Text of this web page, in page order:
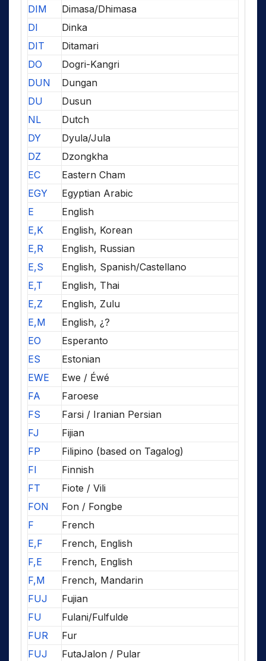
DIM
Dimasa/Dhimasa
DI
Dinka
DIT
Ditamari
DO
Dogri-Kangri
DUN
Dungan
DU
Dusun
NL
Dutch
DY
Dyula/Jula
DZ
Dzongkha
EC
Eastern Cham
EGY
Egyptian Arabic
E
English
E,K
English, Korean
E,R
English, Russian
E,S
English, Spanish/Castellano
E,T
English, Thai
E,Z
English, Zulu
E,M
English, ¿?
EO
Esperanto
ES
Estonian
EWE
Ewe / Éwé
FA
Faroese
FS
Farsi / Iranian Persian
FJ
Fijian
FP
Filipino (based on Tagalog)
FI
Finnish
FT
Fiote / Vili
FON
Fon / Fongbe
F
French
E,F
French, English
F,E
French, English
F,M
French, Mandarin
FUJ
Fujian
FU
Fulani/Fulfulde
FUR
Fur
FUJ
FutaJalon / Pular